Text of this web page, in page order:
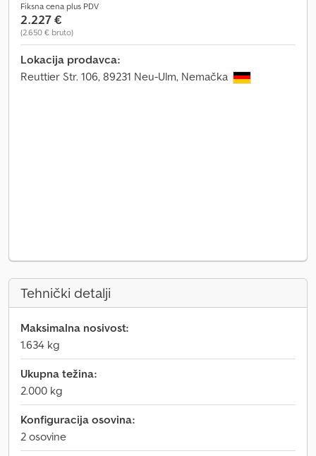
Fiksna cena plus PDV
2.227 €
(2.650 € bruto)
Lokacija prodavca:
Reuttier Str. 106, 89231 Neu-Ulm, Nemačka
Tehnički detalji
Maksimalna nosivost:
1.634 kg
Ukupna težina:
2.000 kg
Konfiguracija osovina:
2 osovine